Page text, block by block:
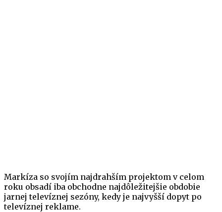
Markíza so svojím najdrahším projektom v celom
roku obsadí iba obchodne najdôležitejšie obdobie
jarnej televíznej sezóny, kedy je najvyšší dopyt po
televíznej reklame.